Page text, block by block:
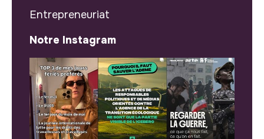
Entrepreneuriat
Notre Instagram